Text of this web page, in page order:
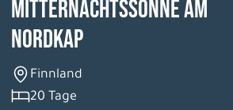
Mitternachtssonne am
Nordkap
Finnland
20 Tage